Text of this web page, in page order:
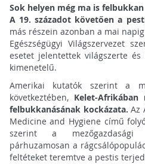
Sok helyen még ma is felbukkan
A 19. századot követően a
más részein azonban a mai
Egészségügyi Világszervezet
esetet jelentettek világszerte
kimenetelű.
Amerikai kutatók szerint a
következtében, Kelet-
felbukkanásának kockázata.Az
Medicine and Hygiene című
szerint a mezőgazdasági
párhuzamosan a
feltéteket teremtve a pestis